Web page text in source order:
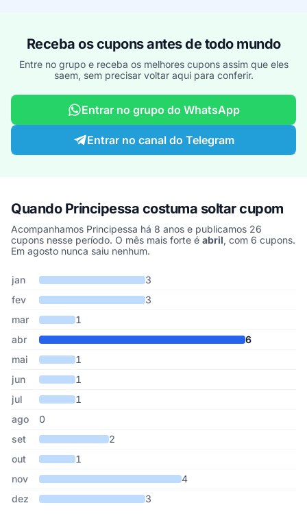
Receba os cupons antes de todo mundo
Entre no grupo e receba os melhores cupons assim que eles
saem, sem precisar voltar aqui para conferir.
Entrar no grupo do WhatsApp
Entrar no canal do Telegram
Quando Principessa costuma soltar cupom
Acompanhamos Principessa há 8 anos e publicamos 26
cupons nesse período. O mês mais forte é abril, com 6 cupons.
Em agosto nunca saiu nenhum.
Cupons de Principessa publicados por mês, somando os últimos
Mês Cupons publicadosDesconto médio
jan
3
fev
3
mar
1
abr
6
mai
1
jun
1
jul
1
ago
0
set
2
out
1
nov
4
dez
3